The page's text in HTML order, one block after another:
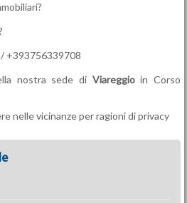
+393756339708
nostra sede di Viareggioin Corso
nelle vicinanze per ragioni di privacy